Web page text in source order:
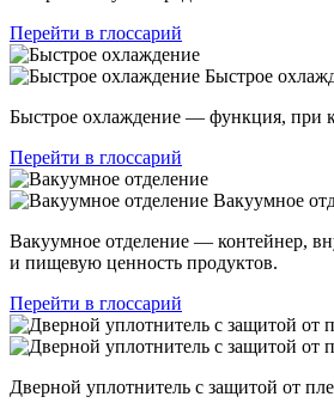
Перейти в глоссарий
Быстрое
Быстрое охлаждение — функция, при
Перейти в глоссарий
Вакуумное
Вакуумное отделение — контейнер,
и пищевую ценность продуктов.
Перейти в глоссарий
Дверной уплотнитель с защитой от